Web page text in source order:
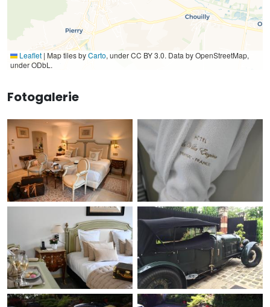
Leaflet | Map tiles byCarto, under CC BY 3.0. Data by OpenStreetMap,
under ODbL.
Fotogalerie